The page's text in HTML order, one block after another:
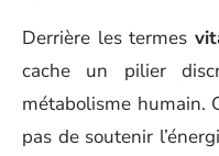
Derrière les termes
cache un pilier
métabolisme humain.
pas de soutenir